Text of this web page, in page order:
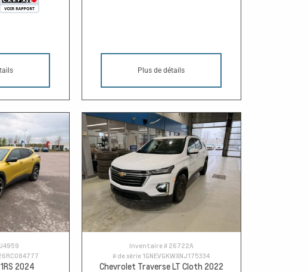
Plus de détails
U4959
2024
Inventaire # 26722A
# de série 1GNEVGKWXNJ175334
Chevrolet Traverse LT Cloth 2022